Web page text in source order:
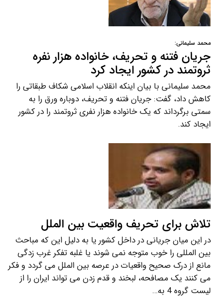
محمد سلیمانی:
جریان فتنه و تحریف، خانواده هزار نفره
ثروتمند در کشور ایجاد کرد
محمد سلیمانی با بیان اینکه انقلاب اسلامی شکاف طبقاتی را
کاهش داد، گفت: جریان فتنه و تحریف، دوباره ورق را به
سمتی برگرداند که یک خانواده هزار نفری ثروتمند را در کشور
ایجاد کند.
تلاش برای تحریف واقعیت بین الملل
در این میان جریانی در داخل کشور یا به دلیل این که مباحث
بین المللی را خوب متوجه نمی شوند یا غلبه تفکر غرب زدگی
مانع از درک صحیح واقعیات در عرصه بین الملل می گردد و فکر
می کنند یک مصافحه، لبخند و قدم زدن می تواند ایران را از
لیست گروه 4 به…